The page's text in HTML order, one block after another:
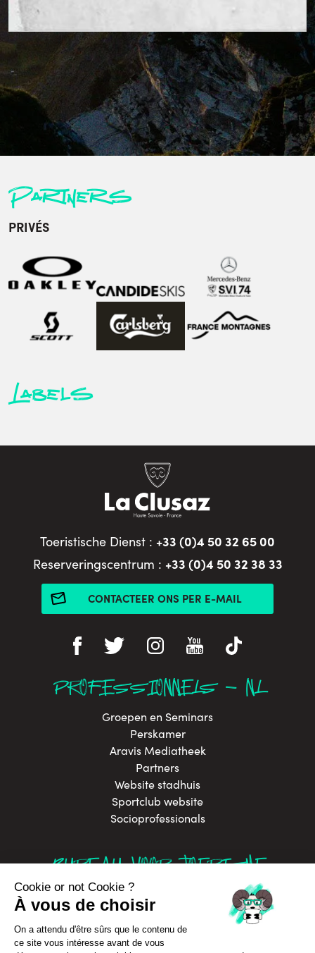
Partners
PRIVÉS
Labels
Toeristische Dienst : +33 (0)4 50 32 65 00
Reserveringscentrum : +33 (0)4 50 32 38 33
CONTACTEER ONS PER E-MAIL
PROFESSIONNELS - NL
Groepen en Seminars
Perskamer
Aravis Mediatheek
Partners
Website stadhuis
Sportclub website
Socioprofessionals
BUREAU VOOR TOERISME
In Annecy Mountains
Contacteer ons
Brochures
Labels